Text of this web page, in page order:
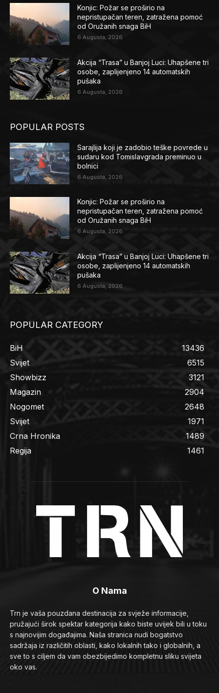
Konjic: Požar se proširio na
nepristupačan teren, zatražena pomoć
od Oružanih snaga BiH
6 Augusta, 2026
Akcija “Trasa” u Banjoj Luci: Uhapšene tri
osobe, zaplijenjeno 14 automatskih
pušaka
6 Augusta, 2026
POPULAR POSTS
Sarajlija koji je zadobio teške povrede u
sudaru kod Tomislavgrada preminuo u
bolnici
6 Augusta, 2026
Konjic: Požar se proširio na
nepristupačan teren, zatražena pomoć
od Oružanih snaga BiH
6 Augusta, 2026
Akcija “Trasa” u Banjoj Luci: Uhapšene tri
osobe, zaplijenjeno 14 automatskih
pušaka
6 Augusta, 2026
POPULAR CATEGORY
BiH
13436
Svijet
6515
Showbizz
3121
Magazin
2904
Nogomet
2648
Svijet
1971
Crna Hronika
1489
Regija
1461
O Nama
Trn je vaša pouzdana destinacija za svježe informacije,
pružajući širok spektar kategorija kako biste uvijek bili u toku
s najnovijim događajima. Naša stranica nudi bogatstvo
sadržaja iz različitih oblasti, kako lokalnih tako i globalnih, a
sve to s ciljem da vam obezbijedimo kompletnu sliku svijeta
oko vas.